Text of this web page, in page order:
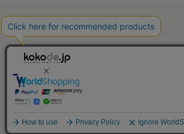
本屋さんへ行こう！キャンペーン
Information
Official Site
PCサイトへ